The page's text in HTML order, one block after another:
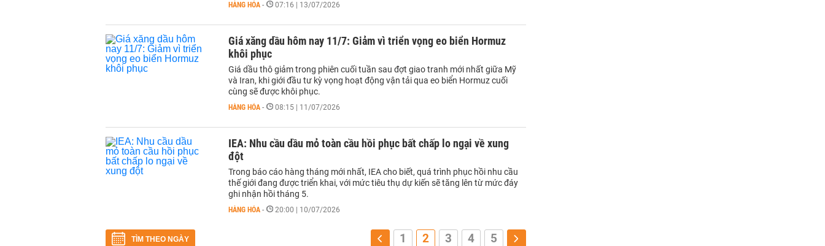
HÀNG HÓA - 07:16 | 13/07/2026
Giá xăng dầu hôm nay 11/7: Giảm vì triển vọng eo biển Hormuz
khôi phục
Giá dầu thô giảm trong phiên cuối tuần sau đợt giao tranh mới nhất giữa Mỹ
và Iran, khi giới đầu tư kỳ vọng hoạt động vận tải qua eo biển Hormuz cuối
cùng sẽ được khôi phục.
HÀNG HÓA - 08:15 | 11/07/2026
IEA: Nhu cầu dầu mỏ toàn cầu hồi phục bất chấp lo ngại về xung
đột
Trong báo cáo hàng tháng mới nhất, IEA cho biết, quá trình phục hồi nhu cầu
thế giới đang được triển khai, với mức tiêu thụ dự kiến sẽ tăng lên từ mức đáy
ghi nhận hồi tháng 5.
HÀNG HÓA - 20:00 | 10/07/2026
TÌM THEO NGÀY 1 2 3 4 5